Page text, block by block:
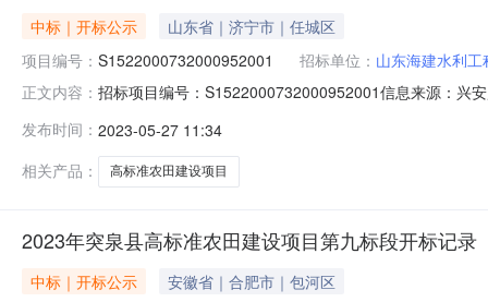
中标｜开标公示
山东省｜济宁市｜任城区
项目编号： S1522000732000952001 招标单位： 山东海建水利
正文内容： 招标项目编号：S1522000732000952001信息来源：兴
天;质量要求:;保证金金额:0.00元,投标文件递交时间:未上
发布时间： 2023-05-27 11:34
相关产品：
高标准农田建设项目
2023年突泉县高标准农田建设项目第九标段开标记录
中标｜开标公示
安徽省｜合肥市｜包河区